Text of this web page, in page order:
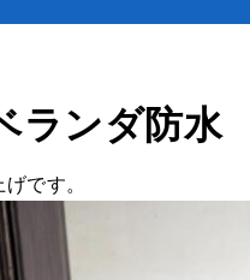
ンダ防水
です。